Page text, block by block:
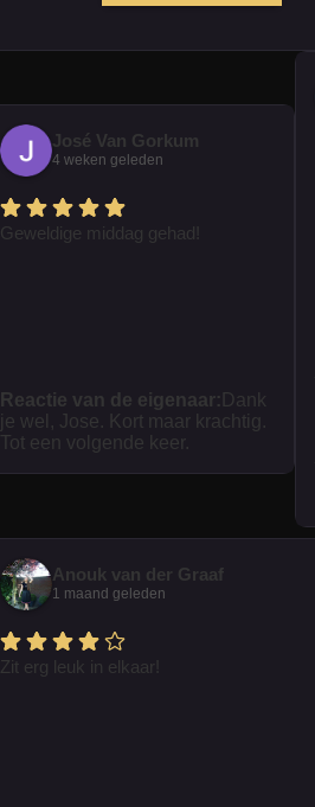
José Van Gorkum
4 weken geleden
Geweldige middag gehad!
Reactie van de eigenaar: Dank
je wel, Jose. Kort maar krachtig.
Tot een volgende keer.
Anouk van der Graaf
1 maand geleden
Zit erg leuk in elkaar!